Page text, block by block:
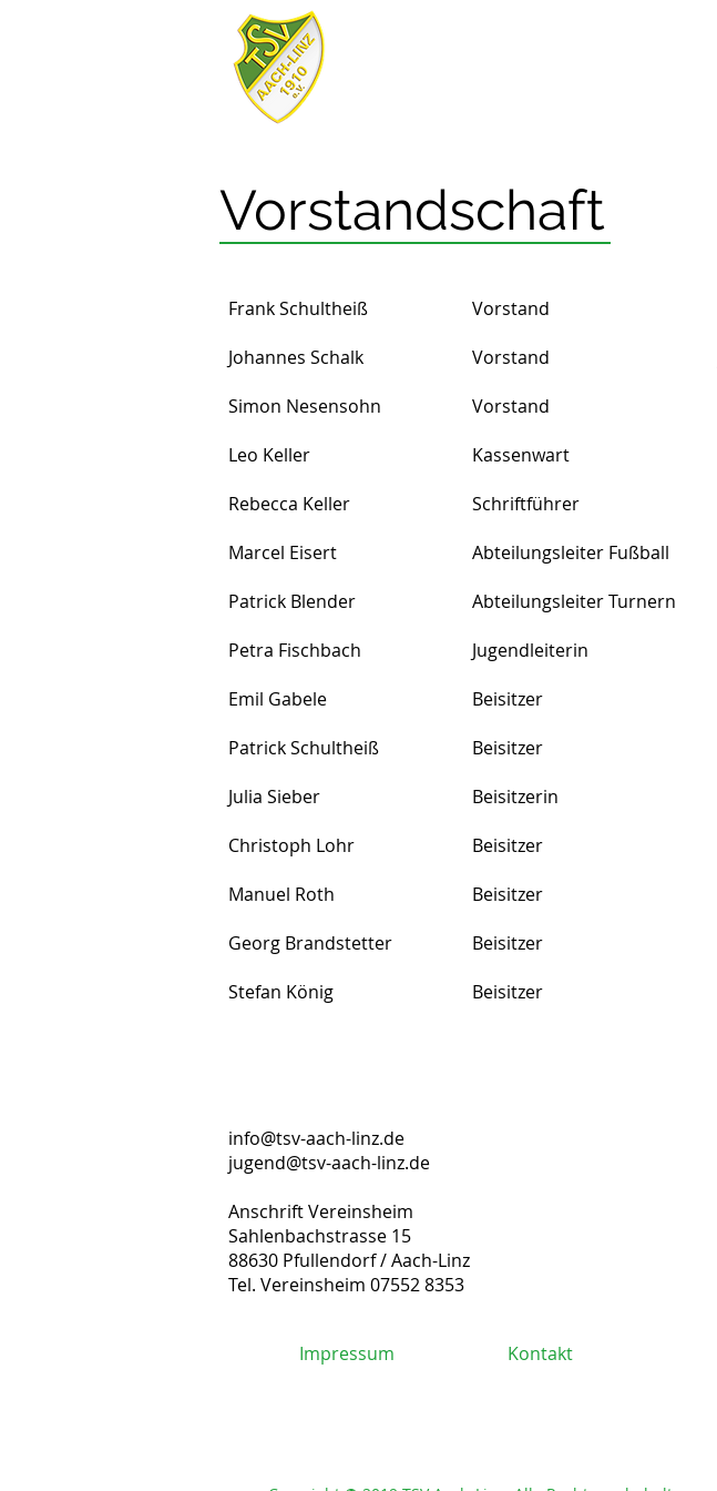
Vorstandschaft
Frank Schultheiß
Johannes Schalk
Simon Nesensohn
Leo Keller
Rebecca Keller
Marcel Eisert
Patrick Blender
Petra Fischbach
Emil Gabele
Patrick Schultheiß
Julia Sieber
Christoph Lohr
Manuel Roth
Georg Brandstetter
Stefan König
Vorstand
Vorstand
Vorstand
Kassenwart
Schriftführer
Abteilungsleiter Fußball
Abteilungsleiter Turnern
Jugendleiterin
Beisitzer
Beisitzer
Beisitzerin
Beisitzer
Beisitzer
Beisitzer
Beisitzer
info@tsv-aach-linz.de
jugend@tsv-aach-linz.de
Anschrift Vereinsheim
Sahlenbachstrasse 15
88630 Pfullendorf / Aach-Linz
Tel. Vereinsheim 07552 8353
Impressum Kontakt